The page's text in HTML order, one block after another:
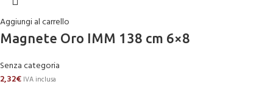
Aggiungi al carrello
Magnete Oro IMM 138 cm 6×8
Senza categoria
2,32€ IVA inclusa